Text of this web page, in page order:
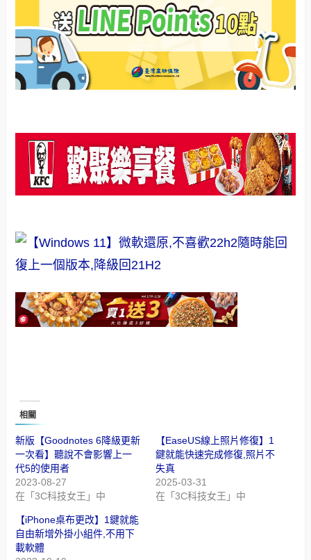
相關
新版【Goodnotes 6降級更新
一次看】聽說不會影響上一
代5的使用者
2023-08-27
在「3C科技女王」中
【EaseUS線上照片修復】1
鍵就能快速完成修復,照片不
失真
2025-03-31
在「3C科技女王」中
【iPhone桌布更改】1鍵就能
自由新增外掛小組件,不用下
載軟體